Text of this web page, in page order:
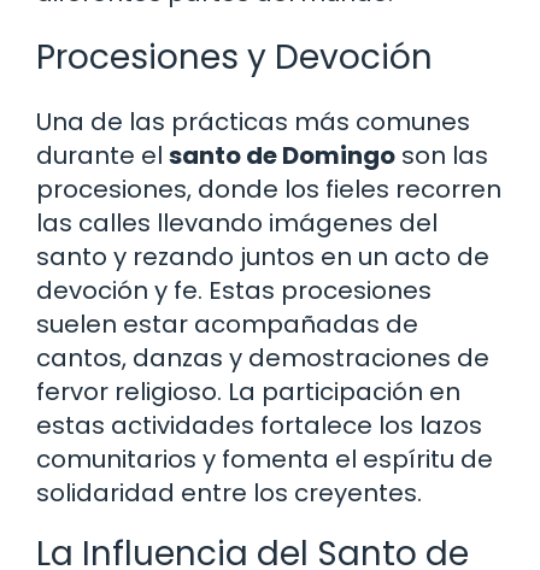
Procesiones y Devoción
Una de las prácticas más comunes
durante el santo de Domingo son las
procesiones, donde los fieles recorren
las calles llevando imágenes del
santo y rezando juntos en un acto de
devoción y fe. Estas procesiones
suelen estar acompañadas de
cantos, danzas y demostraciones de
fervor religioso. La participación en
estas actividades fortalece los lazos
comunitarios y fomenta el espíritu de
solidaridad entre los creyentes.
La Influencia del Santo de